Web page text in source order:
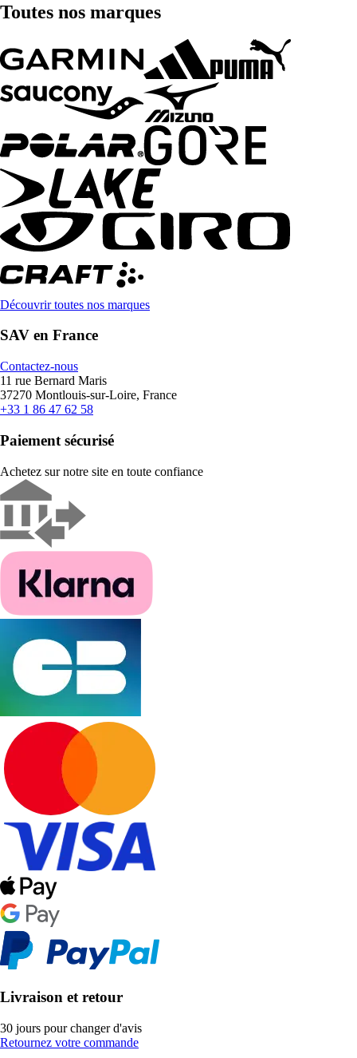
Toutes nos marques
Découvrir toutes nos marques
SAV en France
Contactez-nous
11 rue Bernard Maris
37270 Montlouis-sur-Loire, France
+33 1 86 47 62 58
Paiement sécurisé
Achetez sur notre site en toute confiance
Livraison et retour
30 jours pour changer d'avis
Retournez votre commande